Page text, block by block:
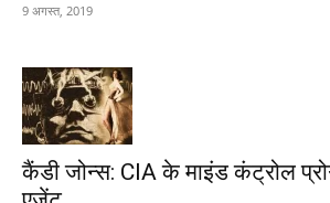
9 अगस्त, 2019
कैंडी जोन्स: CIA के माइंड कंट्रोल